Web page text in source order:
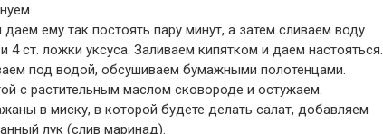
ему так постоять пару минут, а затем сливаем воду.
4 ст. ложки уксуса. Заливаем кипятком и даем настояться.
под водой, обсушиваем бумажными полотенцами.
с растительным маслом сковороде и остужаем.
в миску, в которой будете делать салат, добавляем
лук (слив маринад).